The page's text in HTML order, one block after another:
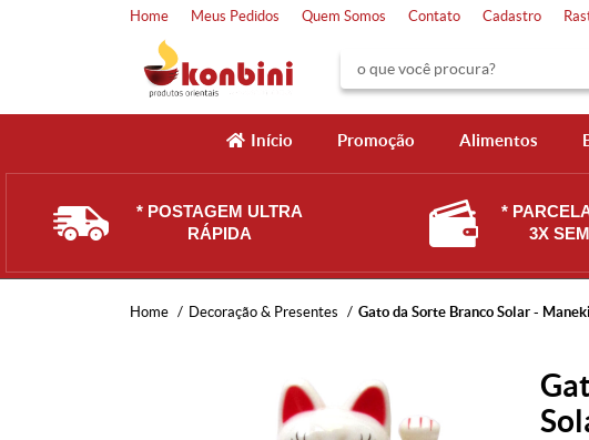
Home Meus Pedidos Quem Somos Contato Cadastro
Início Promoção Alimentos
* POSTAGEM ULTRA
RÁPIDA
*
3X
Home Decoração & Presentes Gato da Sorte Branco Solar -